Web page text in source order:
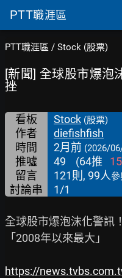
PTT職涯區
PTT職涯區 / Stock (股票)
[新聞] 全球股市爆泡
挫
看板 Stock (股票)
作者
diefishfish
時間
2月前 (2026/
推噓 49 (64推 15
留言
121則, 99人參
討論串 1/1
全球股市爆泡沫化警訊
「2008年以來最大」
https://